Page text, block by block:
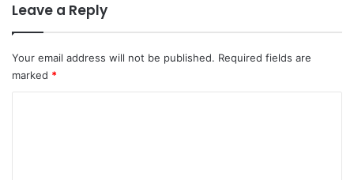
Leave a Reply
Your email address will not be published. Required fields are
marked *